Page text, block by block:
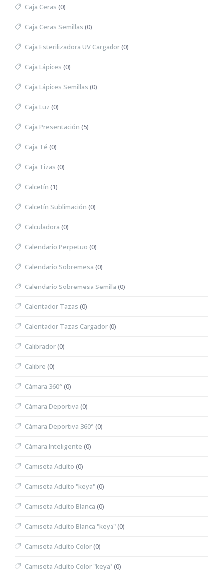
Caja Ceras (0)
Caja Ceras Semillas (0)
Caja Esterilizadora UV Cargador(0)
Caja Lápices (0)
Caja Lápices Semillas (0)
Caja Luz (0)
Caja Presentación (5)
Caja Té (0)
Caja Tizas (0)
Calcetín (1)
Calcetín Sublimación (0)
Calculadora (0)
Calendario Perpetuo (0)
Calendario Sobremesa (0)
Calendario Sobremesa Semilla (0)
Calentador Tazas (0)
Calentador Tazas Cargador(0)
Calibrador(0)
Calibre (0)
Cámara 360° (0)
Cámara Deportiva (0)
Cámara Deportiva 360° (0)
Cámara Inteligente (0)
Camiseta Adulto (0)
Camiseta Adulto "keya"(0)
Camiseta Adulto Blanca (0)
Camiseta Adulto Blanca "keya"(0)
Camiseta Adulto Color(0)
Camiseta Adulto Color "keya"(0)